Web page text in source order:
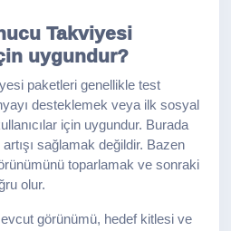
Takviyesi
uygundur?
paketleri genellikle test
desteklemek veya ilk sosyal
için uygundur. Burada
sağlamak değildir. Bazen
toparlamak ve sonraki
olur.
görünümü, hedef kitlesi ve